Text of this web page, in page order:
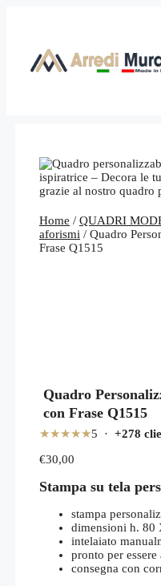
Home / QUADRI
aforismi / Quadro
Frase Q1515
Quadro
con Frase Q1515
★★★★★5 · +278
€30,00
Stampa su tela
stampa
dimensioni h. 80
intelaiato
pronto per essere
consegna con